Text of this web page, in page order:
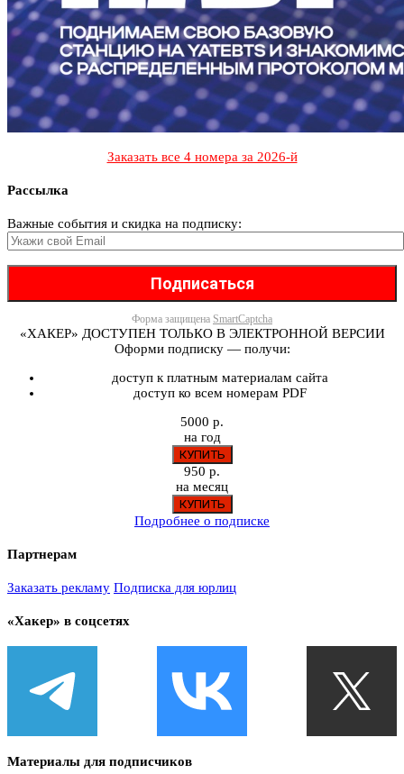
Заказать все 4 номера за 2026-й
Рассылка
Важные события и скидка на подписку:
Форма защищена SmartCaptcha
«ХАКЕР» ДОСТУПЕН ТОЛЬКО В ЭЛЕКТРОННОЙ ВЕРСИИ
Оформи подписку — получи:
доступ к платным материалам сайта
доступ ко всем номерам PDF
5000 р.
на год
950 р.
на месяц
Подробнее о подписке
Партнерам
Заказать рекламу Подписка для юрлиц
«Хакер» в соцсетях
Материалы для подписчиков